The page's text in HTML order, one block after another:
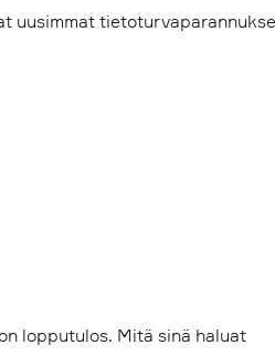
uusimmat
lopputulos. Mitä sinä haluat